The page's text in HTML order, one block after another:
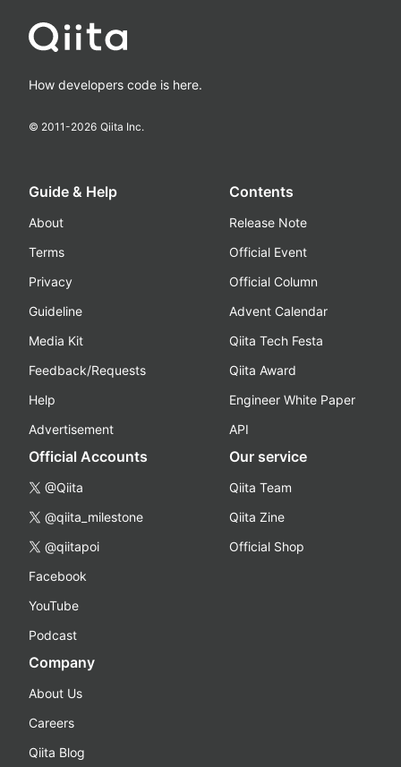
How developers code is here.
© 2011-2026 Qiita Inc.
Guide & Help
About
Terms
Privacy
Guideline
Media Kit
Feedback/Requests
Help
Advertisement
Contents
Release Note
Official Event
Official Column
Advent Calendar
Qiita Tech Festa
Qiita Award
Engineer White Paper
API
Official Accounts
@Qiita
@qiita_milestone
@qiitapoi
Facebook
YouTube
Podcast
Our service
Qiita Team
Qiita Zine
Official Shop
Company
About Us
Careers
Qiita Blog